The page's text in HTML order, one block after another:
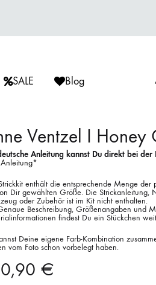
ISAGER
MUUD LIVING
LANA GROSSA
SALE Blog
Strickkits
Ventzel I Honey
Anleitung kannst Du direkt bei der
*
enthält die entsprechende Menge der
Dir gewählten Größe. Die Strickanleitung,
oder Zubehör ist im Kit nicht enthalten.
Beschreibung, Größenangaben und
findest Du ein Stückchen
Deine eigene Farb-Kombination
vom Foto schon vorbelegt haben.
€